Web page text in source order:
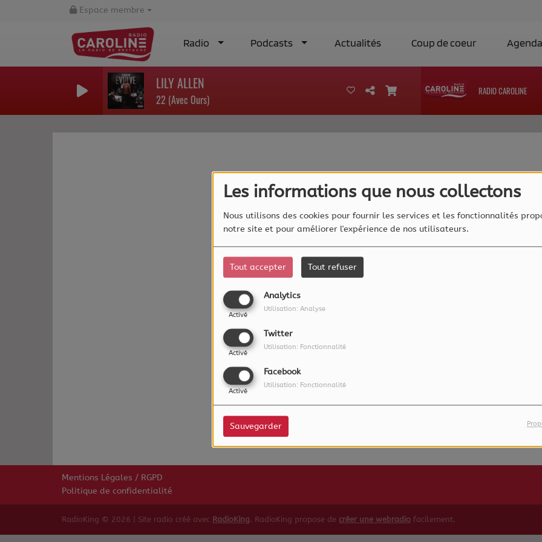
Les informations que nous collectons
Nous utilisons des cookies pour fournir les services et les fonctionnalités
notre site et pour améliorer l'expérience de nos utilisateurs.
Tout accepter Tout refuser
Analytics
Activé
Utilisation: Analyse
Twitter
Activé
Utilisation: Fonctionnalité
Facebook
Activé
Utilisation: Fonctionnalité
Sauvegarder
Espace membre
Radio Podcasts Actualités Coup de coeur Agenda
LILY ALLEN
22 (Avec Ours)
RADIO CAROLINE
Oups, vous avez rencontré une
Il semble que la page que vous recherchez n’existe plus.
Mentions Légales / RGPD
Politique de confidentialité
RadioKing © 2026 | Site radio créé avec RadioKing. RadioKing propose de créer une webradio facilement.